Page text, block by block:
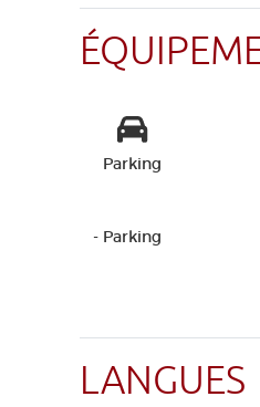
Parking
- Parking
LANGUES